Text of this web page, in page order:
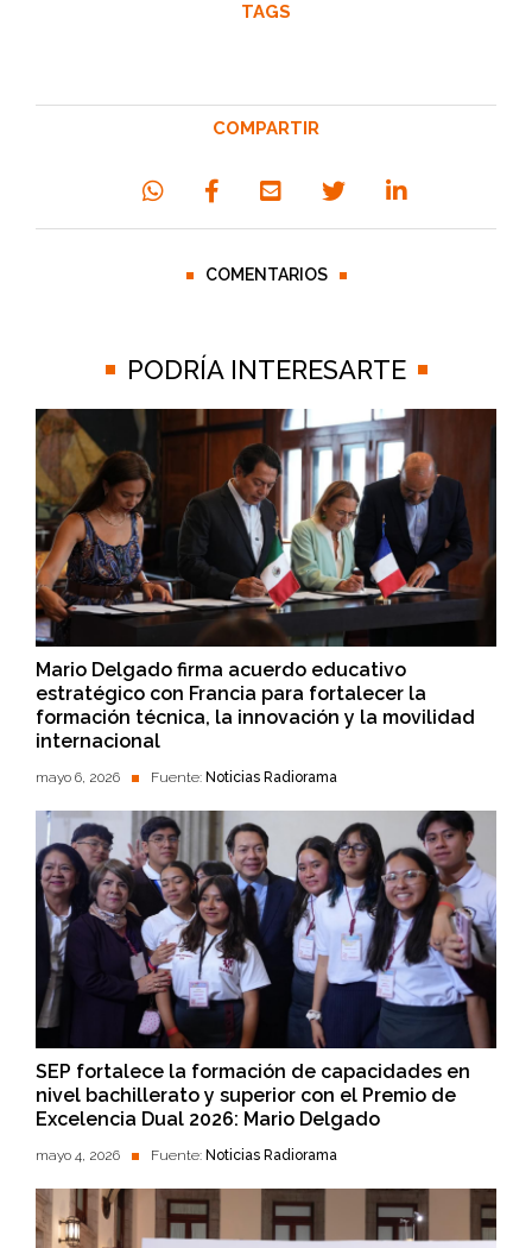
TAGS
COMPARTIR
COMENTARIOS
PODRÍA INTERESARTE
Mario Delgado firma acuerdo educativo
estratégico con Francia para fortalecer la
formación técnica, la innovación y la movilidad
internacional
mayo 6, 2026 Fuente: Noticias Radiorama
SEP fortalece la formación de capacidades en
nivel bachillerato y superior con el Premio de
Excelencia Dual 2026: Mario Delgado
mayo 4, 2026 Fuente: Noticias Radiorama